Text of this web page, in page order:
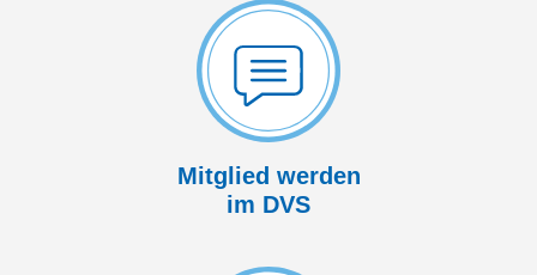
Mitglied werden
im DVS